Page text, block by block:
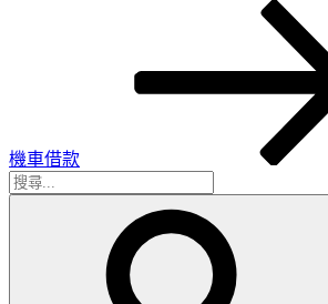
機車借款
搜